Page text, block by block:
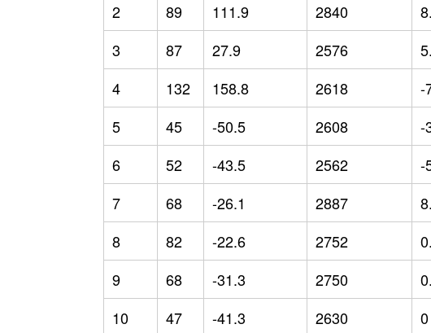
2
89 111.9 2840
3
87 27.9 2576
4
132 158.8 2618 -
5
45 -50.5 2608 -
6
52 -43.5 2562 -
7
68 -26.1 2887
8
82 -22.6 2752
9
68 -31.3 2750
10
47 -41.3 2630 0